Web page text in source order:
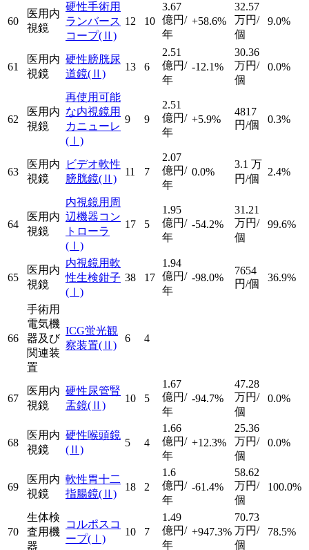
60
医用内
視鏡
硬性手術用
ランバース
コープ(Ⅱ)
12 10
3.67
億円/
年
+58.6%
32.57
万円/
個
9.0%
61
医用内
視鏡
硬性膀胱尿
道鏡(Ⅱ)
13 6
2.51
億円/
年
-12.1%
30.36
万円/
個
0.0%
62
医用内
視鏡
再使用可能
な内視鏡用
カニューレ
(Ⅰ)
9 9
2.51
億円/
年
+5.9%
4817
円/個
0.3%
63
医用内
視鏡
ビデオ軟性
膀胱鏡(Ⅱ)
11 7
2.07
億円/
年
0.0%
3.1 万
円/個
2.4%
64
医用内
視鏡
内視鏡用周
辺機器コン
トローラ
(Ⅰ)
17 5
1.95
億円/
年
-54.2%
31.21
万円/
個
99.6%
65
医用内
視鏡
内視鏡用軟
性生検鉗子
(Ⅰ)
38 17
1.94
億円/
年
-98.0%
7654
円/個
36.9%
66
手術用
電気機
器及び
関連装
置
ICG蛍光観
察装置(Ⅱ)
6 4
67
医用内
視鏡
硬性尿管腎
盂鏡(Ⅱ)
10 5
1.67
億円/
年
-94.7%
47.28
万円/
個
0.0%
68
医用内
視鏡
硬性喉頭鏡
(Ⅱ)
5 4
1.66
億円/
年
+12.3%
25.36
万円/
個
0.0%
69
医用内
視鏡
軟性胃十二
指腸鏡(Ⅱ)
18 2
1.6
億円/
年
-61.4%
58.62
万円/
個
100.0%
70
生体検
査用機
器
コルポスコ
ープ(Ⅰ)
10 7
1.49
億円/
年
+947.3%
70.73
万円/
個
78.5%